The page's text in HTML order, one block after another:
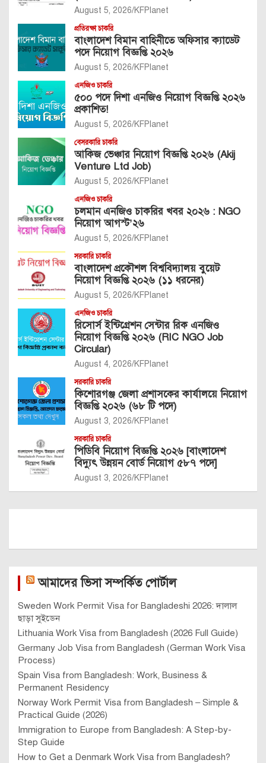
August 5, 2026 KFPlanet
প্রতিরক্ষা চাকরি
বাংলাদেশ বিমান বাহিনীতে অফিসার ক্যাডেট
পদে নিয়োগ বিজ্ঞপ্তি ২০২৬
August 5, 2026 KFPlanet
এনজিও চাকরি
৫০০ পদে দিশা এনজিও নিয়োগ বিজ্ঞপ্তি ২০২৬
প্রকাশিত!
August 5, 2026 KFPlanet
বেসরকারি চাকরি
আকিজ ভেঞ্চার নিয়োগ বিজ্ঞপ্তি ২০২৬ (Akij
Venture Ltd Job)
August 5, 2026 KFPlanet
এনজিও চাকরি
চলমান এনজিও চাকরির খবর ২০২৬ : NGO
নিয়োগ আগস্ট’২৬
August 5, 2026 KFPlanet
সরকারি চাকরি
বাংলাদেশ প্রকৌশল বিশ্ববিদ্যালয় বুয়েট
নিয়োগ বিজ্ঞপ্তি ২০২৬ (১১ ধরনের)
August 5, 2026 KFPlanet
এনজিও চাকরি
রিসোর্স ইন্টিগ্রেশন সেন্টার রিক এনজিও
নিয়োগ বিজ্ঞপ্তি ২০২৬ (RIC NGO Job
Circular)
August 4, 2026 KFPlanet
সরকারি চাকরি
কিশোরগঞ্জ জেলা প্রশাসকের কার্যালয়ে নিয়োগ
বিজ্ঞপ্তি ২০২৬ (৬৮ টি পদে)
August 3, 2026 KFPlanet
সরকারি চাকরি
পিডিবি নিয়োগ বিজ্ঞপ্তি ২০২৬ [বাংলাদেশ
বিদ্যুৎ উন্নয়ন বোর্ড নিয়োগ ৫৮৭ পদে]
August 3, 2026 KFPlanet
আমাদের ভিসা সম্পর্কিত পোর্টাল
Sweden Work Permit Visa for Bangladeshi 2026: দালাল
ছাড়া সুইডেন
Lithuania Work Visa from Bangladesh (2026 Full Guide)
Germany Job Visa from Bangladesh (German Work Visa
Process)
Spain Visa from Bangladesh: Work, Business &
Permanent Residency
Norway Work Permit Visa from Bangladesh – Simple &
Practical Guide (2026)
Immigration to Europe from Bangladesh: A Step-by-
Step Guide
How to Get a Denmark Work Visa from Bangladesh?